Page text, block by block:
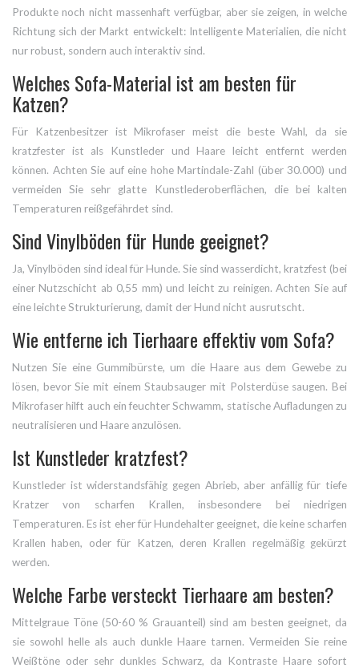
Produkte noch nicht massenhaft verfügbar, aber sie zeigen, in welche
Richtung sich der Markt entwickelt: Intelligente Materialien, die nicht
nur robust, sondern auch interaktiv sind.
Welches Sofa-Material ist am besten für
Katzen?
Für Katzenbesitzer ist Mikrofaser meist die beste Wahl, da sie
kratzfester ist als Kunstleder und Haare leicht entfernt werden
können. Achten Sie auf eine hohe Martindale-Zahl (über 30.000) und
vermeiden Sie sehr glatte Kunstlederoberflächen, die bei kalten
Temperaturen reißgefährdet sind.
Sind Vinylböden für Hunde geeignet?
Ja, Vinylböden sind ideal für Hunde. Sie sind wasserdicht, kratzfest (bei
einer Nutzschicht ab 0,55 mm) und leicht zu reinigen. Achten Sie auf
eine leichte Strukturierung, damit der Hund nicht ausrutscht.
Wie entferne ich Tierhaare effektiv vom Sofa?
Nutzen Sie eine Gummibürste, um die Haare aus dem Gewebe zu
lösen, bevor Sie mit einem Staubsauger mit Polsterdüse saugen. Bei
Mikrofaser hilft auch ein feuchter Schwamm, statische Aufladungen zu
neutralisieren und Haare anzulösen.
Ist Kunstleder kratzfest?
Kunstleder ist widerstandsfähig gegen Abrieb, aber anfällig für tiefe
Kratzer von scharfen Krallen, insbesondere bei niedrigen
Temperaturen. Es ist eher für Hundehalter geeignet, die keine scharfen
Krallen haben, oder für Katzen, deren Krallen regelmäßig gekürzt
werden.
Welche Farbe versteckt Tierhaare am besten?
Mittelgraue Töne (50-60 % Grauanteil) sind am besten geeignet, da
sie sowohl helle als auch dunkle Haare tarnen. Vermeiden Sie reine
Weißtöne oder sehr dunkles Schwarz, da Kontraste Haare sofort